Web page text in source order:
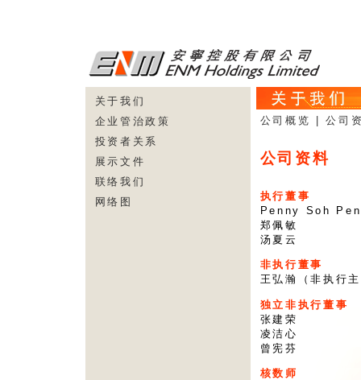
关于我们
企业管治政策
投资者关系
展示文件
联络我们
网络图
公司概览 |公司
公司资料
执行董事
Penny Soh
郑佩敏
汤夏云
非执行董事
王弘瀚（非执行
独立非执行董事
张建荣
凌洁心
曾宪芬
核数师